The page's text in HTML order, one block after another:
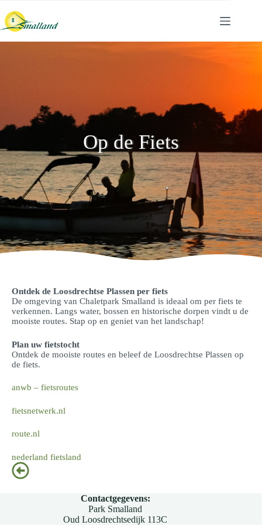
Op de Fiets
Ontdek de Loosdrechtse Plassen per fiets
De omgeving van Chaletpark Smalland is ideaal om per fiets te
verkennen. Langs water, bossen en historische dorpen vindt u de
mooiste routes. Stap op en geniet van het landschap!
Plan uw fietstocht
Ontdek de mooiste routes en beleef de Loosdrechtse Plassen op
de fiets.
anwb – fietsroutes
fietsnetwerk.nl
route.nl
nederland fietsland
Contactgegevens:
Park Smalland
Oud Loosdrechtsedijk 113C